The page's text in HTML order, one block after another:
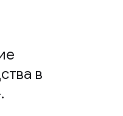
в
.